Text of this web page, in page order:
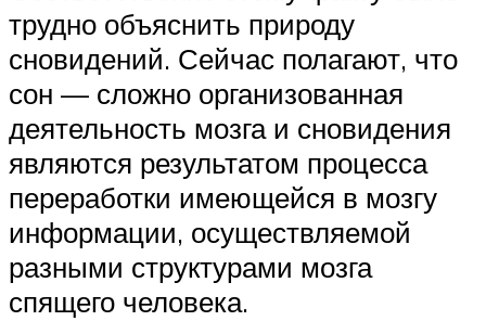
трудно объяснить природу
сновидений. Сейчас полагают, что
сон — сложно организованная
деятельность мозга и сновидения
являются результатом процесса
переработки имеющейся в мозгу
информации, осуществляемой
разными структурами мозга
спящего человека.